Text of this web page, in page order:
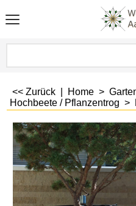
<< Zurück Home >
Hochbeete / Pflanzentrog >